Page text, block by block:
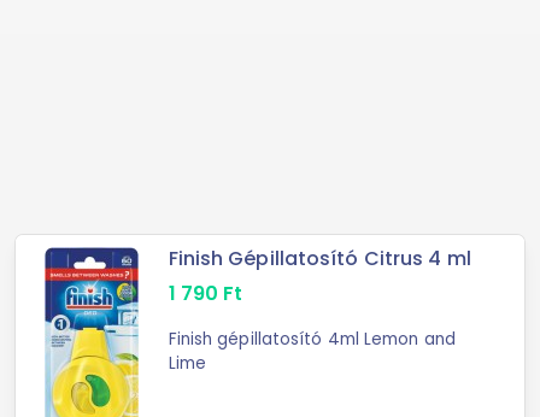
Finish Gépillatosító Citrus 4 ml
1 790 Ft
Finish gépillatosító 4ml Lemon and
Lime